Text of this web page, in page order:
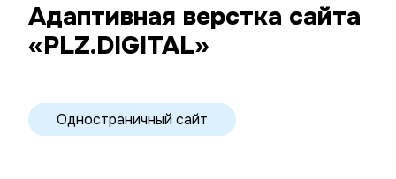
Адаптивная верстка сайта
«PLZ.DIGITAL»
Одностраничный сайт